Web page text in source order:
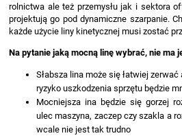
rolnictwa ale też przemysłu jak i sektora
projektują go pod dynamiczne szarpanie.
każde użycie liny kinetycznej musi zostać
Na pytanie jaką mocną linę wybrać, nie ma
Słabsza lina może się łatwiej
ryzyko uszkodzenia sprzętu będzie
Mocniejsza ina będzie się gorzej
ulec maszyna, zaczep czy szakla a
wcale nie jest tak trudno